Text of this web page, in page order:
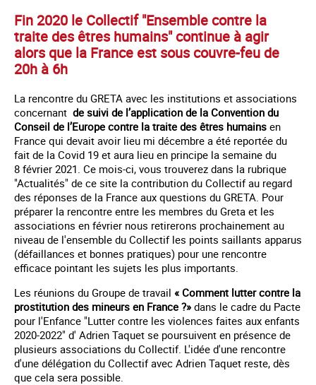
Fin 2020 le Collectif "Ensemble contre la
traite des êtres humains" continue à agir
alors que la France est sous couvre-feu de
20h à 6h
La rencontre du GRETA avec les institutions et associations
concernant de suivi de l’application de la Convention du
Conseil de l’Europe contre la traite des êtres humains en
France qui devait avoir lieu mi décembre a été reportée du
fait de la Covid 19 et aura lieu en principe la semaine du
8 février 2021. Ce mois-ci, vous trouverez dans la rubrique
"Actualités" de ce site la contribution du Collectif au regard
des réponses de la France aux questions du GRETA. Pour
préparer la rencontre entre les membres du Greta et les
associations en février nous retirerons prochainement au
niveau de l'ensemble du Collectif les points saillants apparus
(défaillances et bonnes pratiques) pour une rencontre
efficace pointant les sujets les plus importants.
Les réunions du Groupe de travail « Comment lutter contre la
prostitution des mineurs en France ?» dans le cadre du Pacte
pour l'Enfance "Lutter contre les violences faites aux enfants
2020-2022" d' Adrien Taquet se poursuivent en présence de
plusieurs associations du Collectif. L'idée d'une rencontre
d'une délégation du Collectif avec Adrien Taquet reste, dès
que cela sera possible.